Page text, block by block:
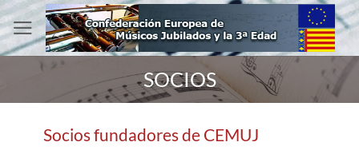
Saltar
al
contenido
SOCIOS
Socios fundadores de CEMUJ